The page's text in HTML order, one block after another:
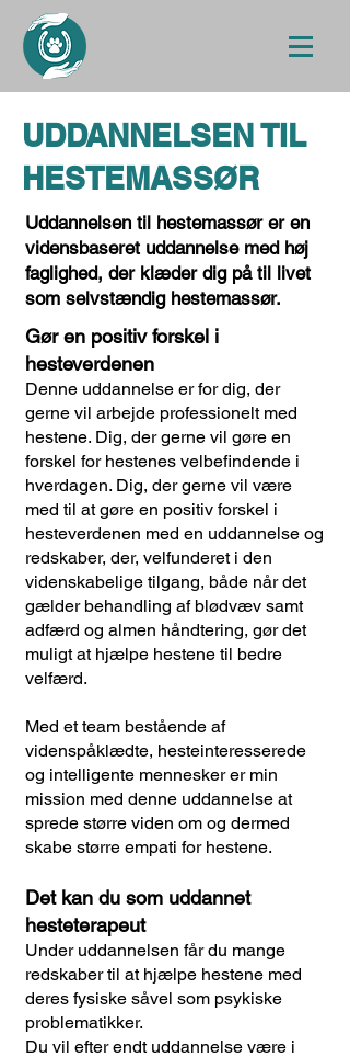
UDDANNELSEN TIL
HESTEMASSØR
Uddannelsen til hestemassør er en
vidensbaseret uddannelse med høj
faglighed, der klæder dig på til livet
som selvstændig hestemassør.
Gør en positiv forskel i
hesteverdenen
Denne uddannelse er for dig, der
gerne vil arbejde professionelt med
hestene. Dig, der gerne vil gøre en
forskel for hestenes velbefindende i
hverdagen. Dig, der gerne vil være
med til at gøre en positiv forskel i
hesteverdenen med en uddannelse og
redskaber, der, velfunderet i den
videnskabelige tilgang, både når det
gælder behandling af blødvæv samt
adfærd og almen håndtering, gør det
muligt at hjælpe hestene til bedre
velfærd.
Med et team bestående af
videnspåklædte, hesteinteresserede
og intelligente mennesker er min
mission med denne uddannelse at
sprede større viden om og dermed
skabe større empati for hestene.
Det kan du som uddannet
hesteterapeut
Under uddannelsen får du mange
redskaber til at hjælpe hestene med
deres fysiske såvel som psykiske
problematikker.
Du vil efter endt uddannelse være i